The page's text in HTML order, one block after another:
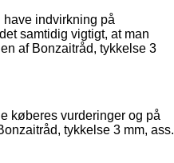
have indvirkning på
samtidig vigtigt, at man
af Bonzaitråd, tykkelse 3
køberes vurderinger og på
tykkelse 3 mm, ass.